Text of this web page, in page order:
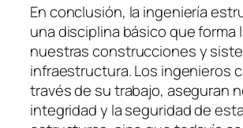
En conclusión, la ingeniería
una disciplina básico que forma
nuestras construcciones y
infraestructura. Los ingenieros
través de su trabajo, aseguran
integridad y la seguridad de